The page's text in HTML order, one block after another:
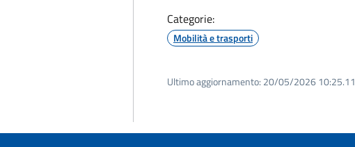
Categorie:
Mobilità e trasporti
Ultimo aggiornamento: 20/05/2026 10:25.11